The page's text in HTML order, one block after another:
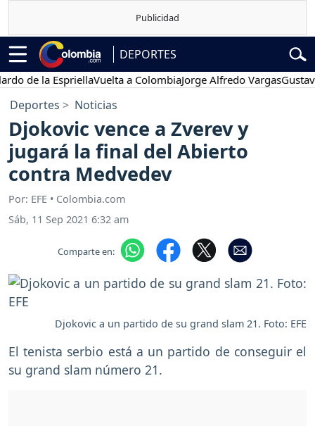
DEPORTES
la EspriellaVuelta a ColombiaJorge Alfredo VargasGustavo
Deportes Noticias
Djokovic vence a Zverev y
jugará la final del Abierto
contra Medvedev
Por: EFE • Colombia.com
Sáb, 11 Sep 2021 6:32 am
Comparte en:
Djokovic a un partido de su grand slam 21. Foto: EFE
El tenista serbio está a un partido de conseguir el
su grand slam número 21.